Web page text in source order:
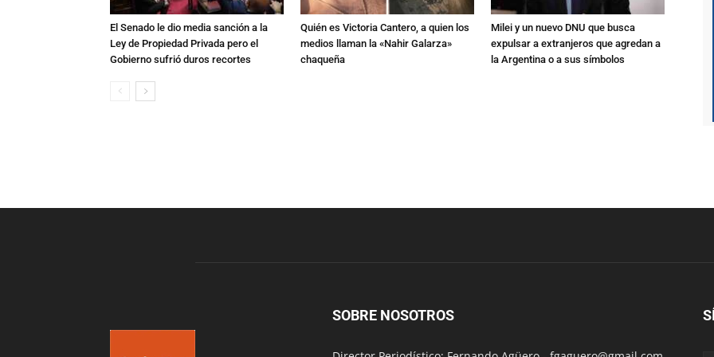
El Senado le dio media sanción a la
Ley de Propiedad Privada pero el
Gobierno sufrió duros recortes
Quién es Victoria Cantero, a quien los
medios llaman la «Nahir Galarza»
chaqueña
Milei y un nuevo DNU que busca
expulsar a extranjeros que agredan a
la Argentina o a sus símbolos
SOBRE NOSOTROS